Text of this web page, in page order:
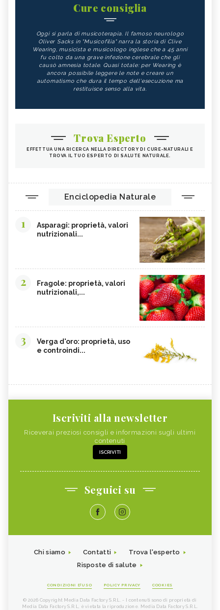
Cure consiglia
Oggi si parla di musicoterapia. Il famoso neurologo
Oliver Sacks in "Musicofilia" narra la storia di Clive
Wearing, musicista e musicologo inglese che a 45 anni
fu colto da una grave infezione cerebrale che gli
causò amnesia totale. Quasi totale: per Wearing è
ancora possibile leggere le note e creare un
automatismo che dura il tempo dell'esecuzione ma
restituisce senso alla vita.
Trova Esperto
EFFETTUA UNA RICERCA NELLA DIRECTORY DI CURE-NATURALI E
TROVA IL TUO ESPERTO DI SALUTE NATURALE.
Enciclopedia Naturale
1
Asparagi: proprietà, valori
nutrizionali...
2
Fragole: proprietà, valori
nutrizionali,...
3
Verga d'oro: proprietà, uso
e controindi...
Iscriviti alla newsletter
Riceverai preziosi consigli e informazioni sugli ultimi
contenuti
ISCRIVITI
Seguici su
Chi siamo Contatti
Trova l'esperto
Risposte di salute
CONDIZIONI D'USO POLICY PRIVACY COOKIES
© 2026 Copyright Media Data Factory S.R.L. - I contenuti sono di proprietà di
Media Data Factory S.R.L, è vietata la riproduzione. Media Data Factory S.R.L.